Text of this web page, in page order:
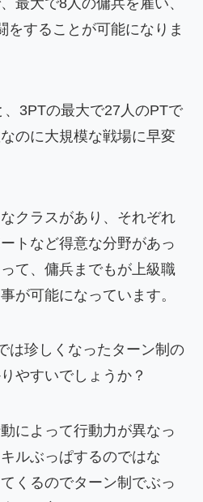
をすることが可能になりま
3PTの最大で27人のPTで
のに大規模な戦場に早変
クラスがあり、それぞれ
トなど得意な分野があっ
て、傭兵までもが上級職
が可能になっています。
は珍しくなったターン制の
やすいでしょうか？
によって行動力が異なっ
ルぶっぱするのではな
くるのでターン制でぶっ